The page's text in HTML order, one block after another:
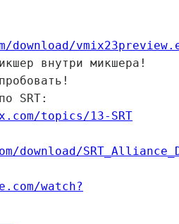
внутри микшера!
SRT:
topics/13-SRT
download/
watch?